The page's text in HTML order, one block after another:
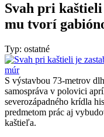
Svah pri
mu tvorí
Typ: ostatné
S výstavbou 73-metrov
samospráva v polovici
severozápadného krídla
predmetom prác aj
kaštieľa.